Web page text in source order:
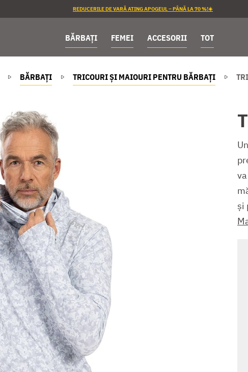
REDUCERILE DE VARĂ ATING APOGEUL – PÂNĂ LA 70 %!☀️
BĂRBAȚI FEMEI ACCESORII TOT
BĂRBAȚI TRICOURI ȘI MAIOURI PENTRU BĂRBAȚI
și